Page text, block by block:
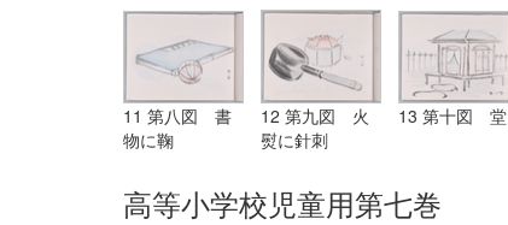
11 第八図 書
物に鞠
12 第九図 火
熨に針刺
13 第十図 堂
高等小学校児童用第七巻